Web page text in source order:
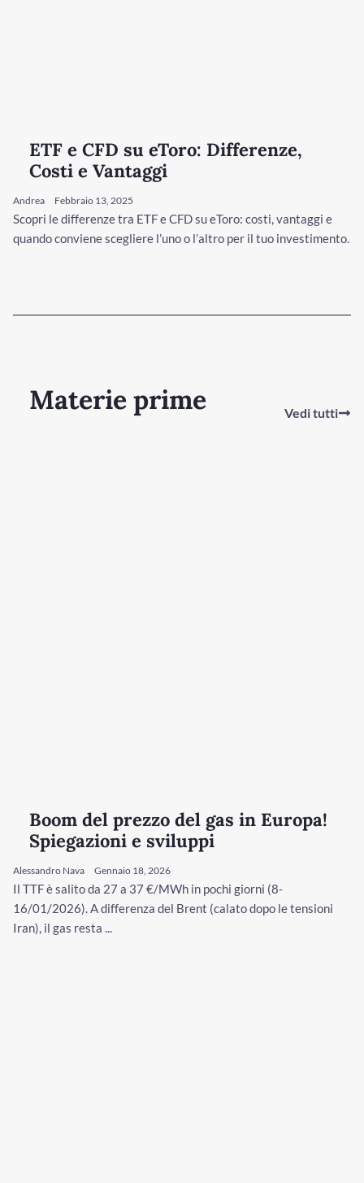
ETF e CFD su eToro: Differenze,
Costi e Vantaggi
Andrea Febbraio 13, 2025
Scopri le differenze tra ETF e CFD su eToro: costi, vantaggi e
quando conviene scegliere l’uno o l’altro per il tuo investimento.
Materie prime Vedi tutti
Boom del prezzo del gas in Europa!
Spiegazioni e sviluppi
Alessandro Nava Gennaio 18, 2026
Il TTF è salito da 27 a 37 €/MWh in pochi giorni (8-
16/01/2026). A differenza del Brent (calato dopo le tensioni
Iran), il gas resta ...